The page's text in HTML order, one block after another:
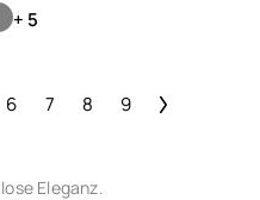
+ 5
6 7 8 9
Eleganz.